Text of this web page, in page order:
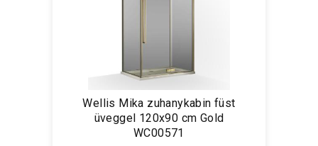
Wellis Mika zuhanykabin füst
üveggel 120x90 cm Gold
WC00571